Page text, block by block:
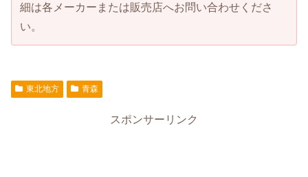
細は各メーカーまたは販売店へお問い合わせくださ
い。
東北地方 青森
スポンサーリンク